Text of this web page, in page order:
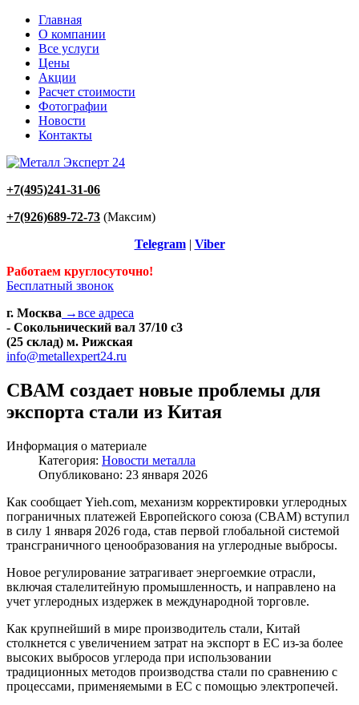
Главная
О компании
Все услуги
Цены
Акции
Расчет стоимости
Фотографии
Новости
Контакты
+7(495)241-31-06
+7(926)689-72-73 (Максим)
Telegram| Viber
Работаем круглосуточно!
Бесплатный звонок
г. Москва →все адреса
- Сокольнический вал 37/10 с3
(25 склад) м. Рижская
info@metallexpert24.ru
CBAM создает новые проблемы для
экспорта стали из Китая
Информация о материале
Категория: Новости металла
Опубликовано: 23 января 2026
Как сообщает Yieh.com, механизм корректировки углеродных
пограничных платежей Европейского союза (CBAM) вступил
в силу 1 января 2026 года, став первой глобальной системой
трансграничного ценообразования на углеродные выбросы.
Новое регулирование затрагивает энергоемкие отрасли,
включая сталелитейную промышленность, и направлено на
учет углеродных издержек в международной торговле.
Как крупнейший в мире производитель стали, Китай
столкнется с увеличением затрат на экспорт в ЕС из-за более
высоких выбросов углерода при использовании
традиционных методов производства стали по сравнению с
процессами, применяемыми в ЕС с помощью электропечей.